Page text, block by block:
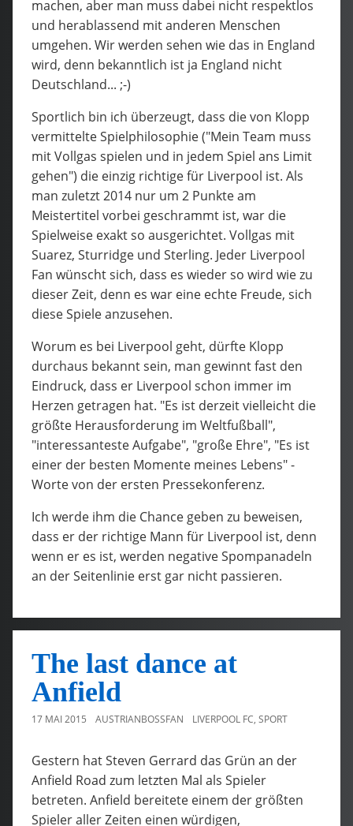
machen, aber man muss dabei nicht respektlos
und herablassend mit anderen Menschen
umgehen. Wir werden sehen wie das in England
wird, denn bekanntlich ist ja England nicht
Deutschland... ;-)
Sportlich bin ich überzeugt, dass die von Klopp
vermittelte Spielphilosophie ("Mein Team muss
mit Vollgas spielen und in jedem Spiel ans Limit
gehen") die einzig richtige für Liverpool ist. Als
man zuletzt 2014 nur um 2 Punkte am
Meistertitel vorbei geschrammt ist, war die
Spielweise exakt so ausgerichtet. Vollgas mit
Suarez, Sturridge und Sterling. Jeder Liverpool
Fan wünscht sich, dass es wieder so wird wie zu
dieser Zeit, denn es war eine echte Freude, sich
diese Spiele anzusehen.
Worum es bei Liverpool geht, dürfte Klopp
durchaus bekannt sein, man gewinnt fast den
Eindruck, dass er Liverpool schon immer im
Herzen getragen hat. "Es ist derzeit vielleicht die
größte Herausforderung im Weltfußball",
"interessanteste Aufgabe", "große Ehre", "Es ist
einer der besten Momente meines Lebens" -
Worte von der ersten Pressekonferenz.
Ich werde ihm die Chance geben zu beweisen,
dass er der richtige Mann für Liverpool ist, denn
wenn er es ist, werden negative Spompanadeln
an der Seitenlinie erst gar nicht passieren.
The last dance at
Anfield
17 MAI 2015 AUSTRIANBOSSFAN LIVERPOOL FC, SPORT
Gestern hat Steven Gerrard das Grün an der
Anfield Road zum letzten Mal als Spieler
betreten. Anfield bereitete einem der größten
Spieler aller Zeiten einen würdigen,